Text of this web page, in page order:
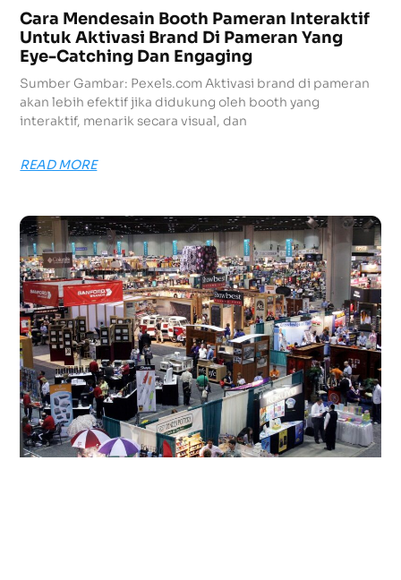
Cara Mendesain Booth Pameran Interaktif
Untuk Aktivasi Brand Di Pameran Yang
Eye-Catching Dan Engaging
Sumber Gambar: Pexels.com Aktivasi brand di pameran
akan lebih efektif jika didukung oleh booth yang
interaktif, menarik secara visual, dan
READ MORE